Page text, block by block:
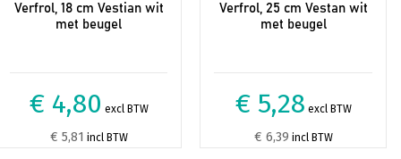
Verfrol, 18 cm Vestian wit
met beugel
€ 4,80 excl BTW
€ 5,81 incl BTW
Verfrol, 25 cm Vestan wit
met beugel
€ 5,28 excl BTW
€ 6,39 incl BTW